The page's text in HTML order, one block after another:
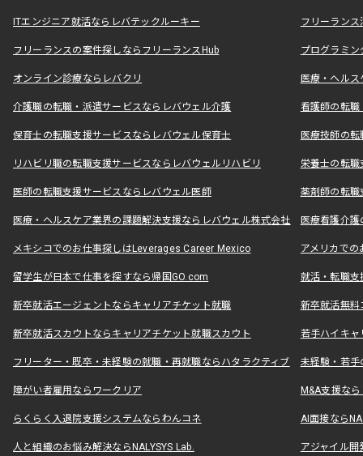
ITエンジニア就活ならレバテックルーキー フリーラン
フリーランスの案件探しならフリーランスHub プログラミ
オンライン診療ならレバクリ 医療・ヘル
介護職の転職・派遣サービスならレバウェル介護 看護師の転
保育士の転職支援サービスならレバウェル保育士 医療技師の
リハビリ職の転職支援サービスならレバウェルリハビリ 栄養士の転
医師の転職支援サービスならレバウェル医師 薬剤師の転
医療・ヘルスケア業界の課題解決支援ならレバウェル株式会社 医療看護介
メキシコでのお仕事探しはLeverages Career Mexico アメリカで
留学生が日本で仕事を探すなら帰国GO.com 就活・転職
新卒就活エージェントならキャリアチケット就職 新卒就活無料
新卒就活スカウトならキャリアチケット就職スカウト 若手ハイキ
フリーター・既卒・未経験の就職・再就職ならハタラクティブ 未経験・若手
障がい者雇用ならワークリア M&A支援な
らくらく入退院支援システムならわんコネ AI面接なら
人と組織のお悩み解決ならNALYSYS Lab. アジャイル